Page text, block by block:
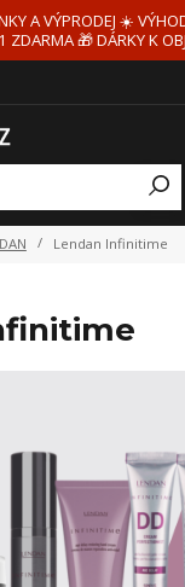
A VÝPRODEJ ☀️
ZDARMA 🎁 DÁRKY K
Lendan Infinitime